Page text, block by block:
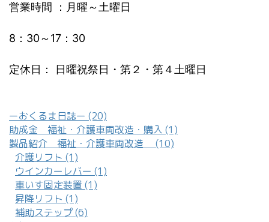
営業時間 ：月曜～土曜日
8：30～17：30
定休日： 日曜祝祭日・第２・第４土曜日
ーおくるま日誌ー (20)
助成金 福祉・介護車両改造・購入 (1)
製品紹介 福祉・介護車両改造 (10)
介護リフト (1)
ウインカーレバー (1)
車いす固定装置 (1)
昇降リフト (1)
補助ステップ (6)